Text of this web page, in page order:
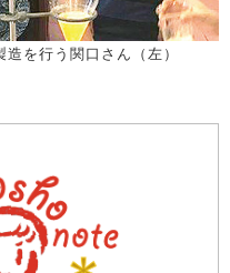
を行う関口さん（左）